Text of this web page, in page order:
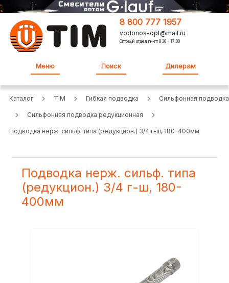
8 800 777 1957
vodonos-opt@mail.ru
Оптовый отдел:пн-пт 8:30 - 17:00
Меню Поиск Дилерам
Каталог TIM Гибкая подводка Сильфонная подводка
Сильфонная подводка редукционная
Подводка нерж. сильф. типа (редукцион.) 3/4 г-ш, 180-400мм
Подводка нерж. сильф. типа
(редукцион.) 3/4 г-ш, 180-
400мм